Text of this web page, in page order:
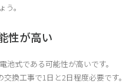
。
性が高い
式である可能性が高いです。
換工事で1日と2日程度必要です。